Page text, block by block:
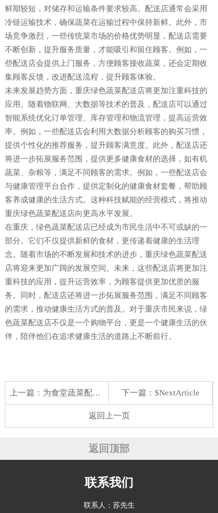
鲜期较短，对储存和运输条件要求较高。配送店通常会采用
冷链运输技术，确保蔬菜在运输过程中保持新鲜。此外，市
场竞争激烈，一些传统菜市场的价格优势明显，配送店需要
不断创新，提升服务质量，才能吸引和留住顾客。例如，一
些配送店会提供上门服务，方便顾客接收蔬菜，还会定期收
集顾客反馈，改进配送流程，提升顾客体验。
未来发展趋势方面，重庆绿色蔬菜配送店将更加注重科技的
应用。随着物联网、大数据等技术的普及，配送店可以通过
智能系统优化订单管理、库存管理和物流管理，提高运营效
率。例如，一些配送店会利用大数据分析顾客的购买习惯，
提供个性化的推荐服务，提升顾客满意度。此外，配送店还
将进一步拓展服务范围，提供更多健康食材的选择，如有机
蔬菜、杂粮等，满足不同顾客的需求。例如，一些配送店会
与健康管理平台合作，提供定制化的健康食材套餐，帮助顾
客养成健康的生活方式。这种科技赋能的经营模式，将推动
重庆绿色蔬菜配送店向更高水平发展。
在重庆，绿色蔬菜配送店已经成为市民生活中不可或缺的一
部分。它们不仅提供新鲜的食材，更传递着健康的生活理
念。随着市场的不断发展和技术的进步，重庆绿色蔬菜配送
店将迎来更加广阔的发展空间。未来，这些配送店将更加注
重科技的应用，提升运营效率，为顾客提供更加优质的服
务。同时，配送店还将进一步拓展服务范围，满足不同顾客
的需求，推动健康生活方式的普及。对于重庆市民来说，绿
色蔬菜配送店不仅是一个购物平台，更是一个健康生活的伙
伴，陪伴他们在追求健康生活的道路上不断前行。
上一篇： 为食堂蔬菜配送公司简历 下一篇：$NextArticle
返回上一页
返回顶部
联系我们
联系人：苏先生